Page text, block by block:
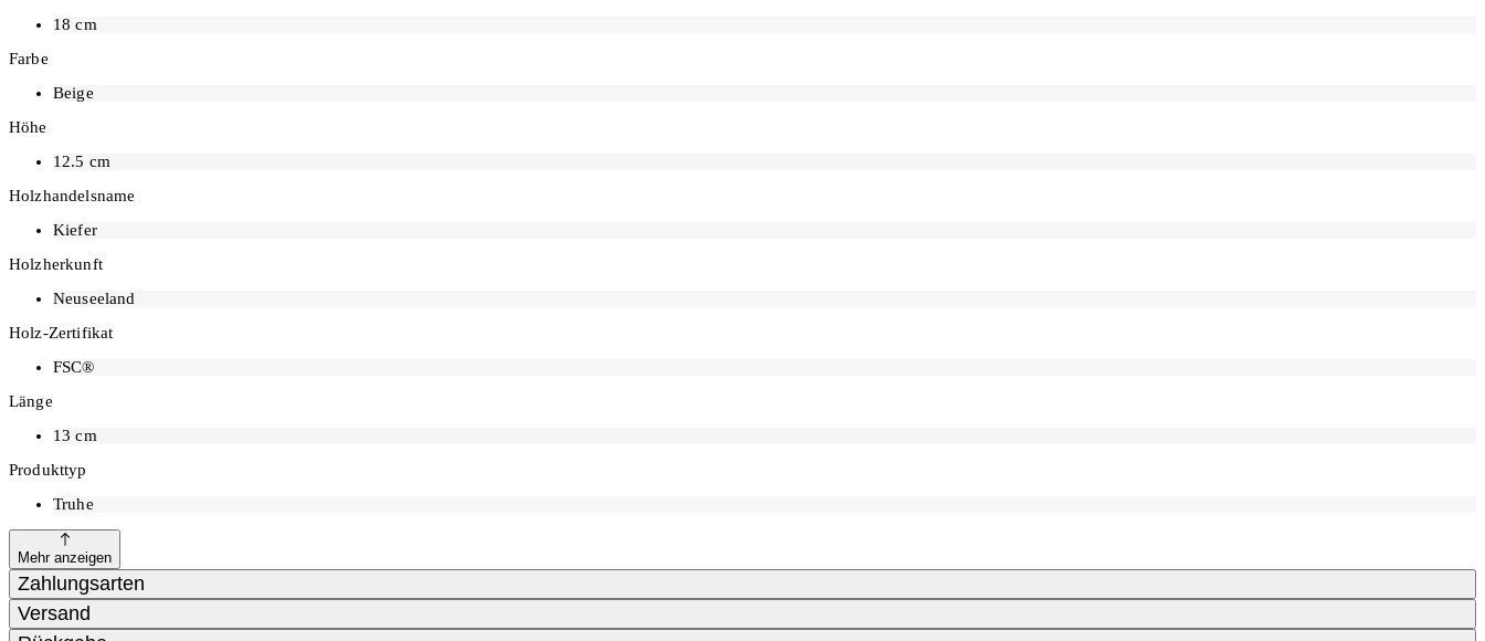
18cm
Farbe
Beige
Höhe
12.5 cm
Holzhandelsname
Kiefer
Holzherkunft
Neuseeland
Holz-Zertifikat
FSC®
Länge
13cm
Produkttyp
Truhe
Mehr anzeigen
Zahlungsarten
Versand